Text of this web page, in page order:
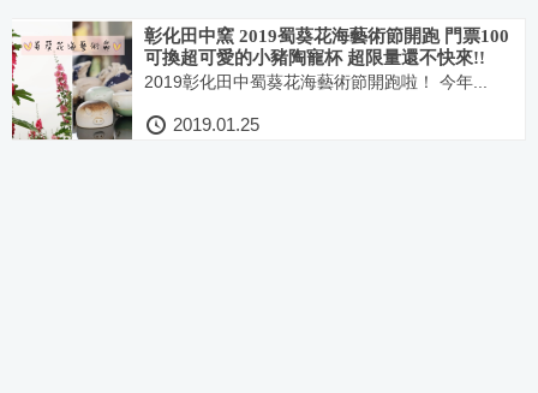
彰化田中窯 2019蜀葵花海藝術節開跑 門票100
可換超可愛的小豬陶寵杯 超限量還不快來!!
2019彰化田中蜀葵花海藝術節開跑啦！ 今年...
2019.01.25